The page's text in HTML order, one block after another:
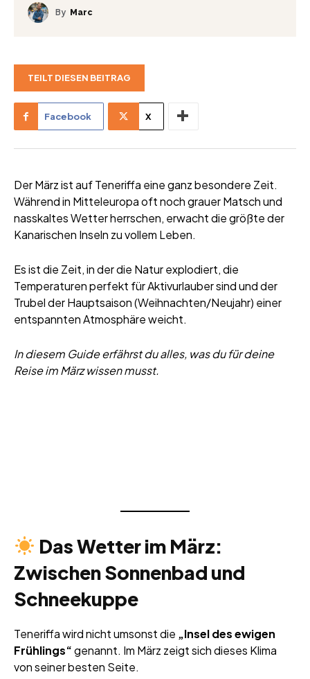
By Marc
TEILT DIESEN BEITRAG
Facebook X
Der März ist auf Teneriffa eine ganz besondere Zeit.
Während in Mitteleuropa oft noch grauer Matsch und
nasskaltes Wetter herrschen, erwacht die größte der
Kanarischen Inseln zu vollem Leben.
Es ist die Zeit, in der die Natur explodiert, die
Temperaturen perfekt für Aktivurlauber sind und der
Trubel der Hauptsaison (Weihnachten/Neujahr) einer
entspannten Atmosphäre weicht.
In diesem Guide erfährst du alles, was du für deine
Reise im März wissen musst.
Das Wetter im März:
Zwischen Sonnenbad und
Schneekuppe
Teneriffa wird nicht umsonst die „Insel des ewigen
Frühlings“genannt. Im März zeigt sich dieses Klima
von seiner besten Seite.